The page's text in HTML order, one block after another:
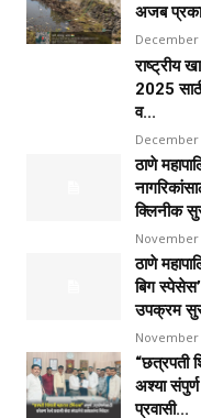
अजब
December
राष्ट्रीय
2025
व...
December
ठाणे
क्लिनीक
November
ठाणे
बिग
उपक्रम
November
“छत्रपती
अश्या
प्रवासी...